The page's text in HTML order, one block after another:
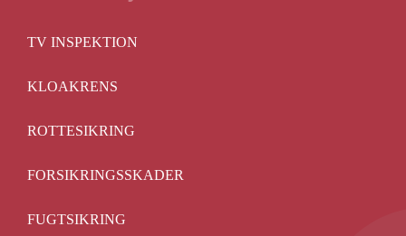
TV INSPEKTION
KLOAKRENS
ROTTESIKRING
FORSIKRINGSSKADER
FUGTSIKRING